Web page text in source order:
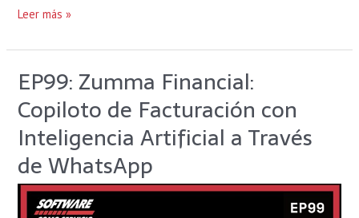
Leer más »
EP99: Zumma Financial:
Copiloto de Facturación con
Inteligencia Artificial a Través
de WhatsApp
EP99:
Zumma
Financial:
Copiloto
de
Facturación
con
Inteligencia
Artificial